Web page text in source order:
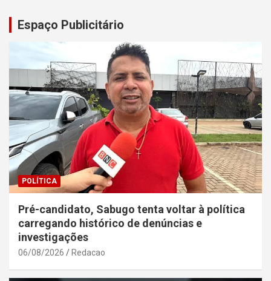
Espaço Publicitário
POLÍTICA
Pré-candidato, Sabugo tenta voltar à política
carregando histórico de denúncias e
investigações
06/08/2026 Redacao